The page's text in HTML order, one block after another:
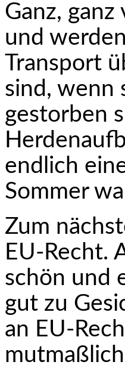
Ganz,
und
Transport
sind, wenn
gestorben
endlich
Sommer
Zum
EU-Recht.
schön und
gut zu
an EU-